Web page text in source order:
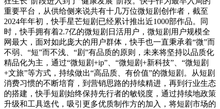
重要平台，从供给侧来说共有十几万位微短剧创作者，截至
2024年年初，快手星芒短剧已经累计推出近1000部作品。同
时，快手拥有着2.7亿的微短剧日活用户，微短剧用户规模全
网最大，面对如此庞大的用户群体，快手也一直秉承着“微”而
不弱、“短”而不浅、“剧”有品质的原则，未来将坚持以品质化
精品化为主，通过“微短剧+ip”、“微短剧+新科技”、“微短剧
+文旅”等方式，持续做出“高品质、有价值”的微短剧。从短剧
消费习惯的不断培育，到营销思路的持续精进，再到行业生态
的搭建，快手短剧始终保持先行者的敏锐度，通过持续地政策
升级和工具迭代，吸引更多优质制作方的加入，将短剧市场的